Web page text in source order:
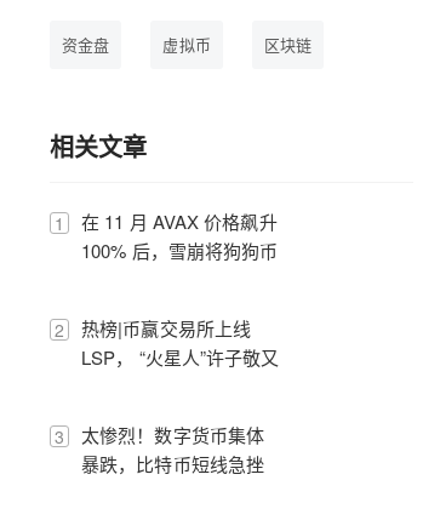
资金盘 虚拟币 区块链
相关文章
1
在 11 月 AVAX 价格飙升
100% 后，雪崩将狗狗币
2
热榜|币赢交易所上线
LSP， “火星人”许子敬又
3
太惨烈！数字货币集体
暴跌，比特币短线急挫